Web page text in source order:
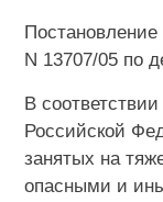
N 13707/05 по
В
Российской
занятых на
опасными и